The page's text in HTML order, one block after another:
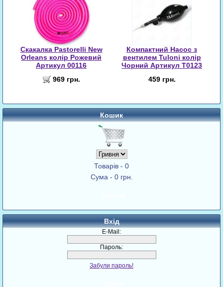
Скакалка Pastorelli New
Orleans колір Рожевий
Артикул 00116
969 грн.
Компактний Насос з
вентилем Tuloni колір
Чорний Артикул T0123
459 грн.
Кошик
Товарів - 0
Сума - 0 грн.
Вхід
E-Mail:
Пароль:
Забули пароль!